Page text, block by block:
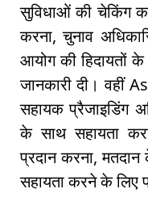
सुविधाओं की चेकिंग
करना, चुनाव
आयोग की हिदायतों
जानकारी दी।
सहायक प्रैजाइडिंग
के साथ सहायता
प्रदान करना,
सहायता करने के लिए